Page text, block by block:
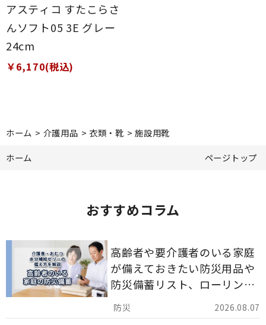
アスティコ すたこらさ
んソフト05 3E グレー
24cm
￥6,170(税込)
ホーム > 介護用品 > 衣類・靴 >施設用靴
ホーム
ページトップ
おすすめコラム
2026.08.07
高齢者や要介護者のいる家庭
が備えておきたい防災用品や
防災備蓄リスト、ローリング
ストックのポイントについて
解説します。